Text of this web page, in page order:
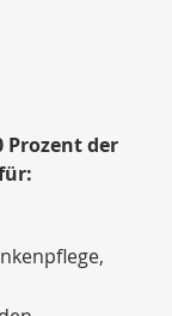
Prozent der